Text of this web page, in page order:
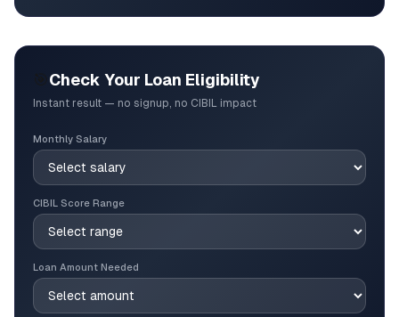
Check Your Loan Eligibility
Instant result — no signup, no CIBIL impact
Monthly Salary
CIBIL Score Range
Loan Amount Needed